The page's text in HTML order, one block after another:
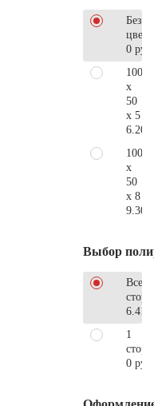
Без
0 руб.
100
x
50
x 5
100
x
50
x 8
Выбор
Все
1
0 руб.